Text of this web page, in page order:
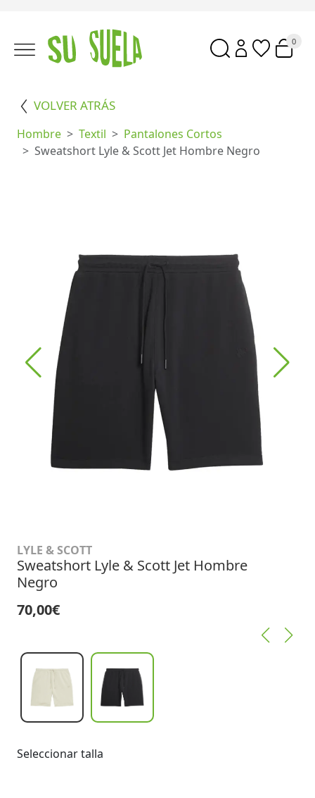
0
VOLVER ATRÁS
Hombre Textil
Pantalones Cortos
Sweatshort Lyle & Scott Jet Hombre Negro
LYLE & SCOTT
Sweatshort Lyle & Scott Jet Hombre
Negro
70,00€
Seleccionar talla